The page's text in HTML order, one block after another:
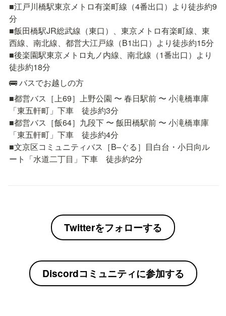
■江戸川橋駅東京メトロ有楽町線（4番出口）より徒歩約9
分
■飯田橋駅JR総武線（東口）、東京メトロ有楽町線、東
西線、南北線、都営大江戸線（B1出口）より徒歩約15分
■後楽園駅東京メトロ丸ノ内線、南北線（1番出口）より
徒歩約18分
🚌 バスでお越しの方
■都営バス［上69］上野公園 〜 春日駅前 〜 小滝橋車庫
「東五軒町」下車　徒歩約3分
■都営バス［飯64］九段下 〜 飯田橋駅前 〜 小滝橋車庫
「東五軒町」下車　徒歩約4分
■文京区コミュニティバス［B–ぐる］目白台・小日向ル
ート「水道二丁目」下車　徒歩約2分
Twitterをフォローする
Discordコミュニティに参加する